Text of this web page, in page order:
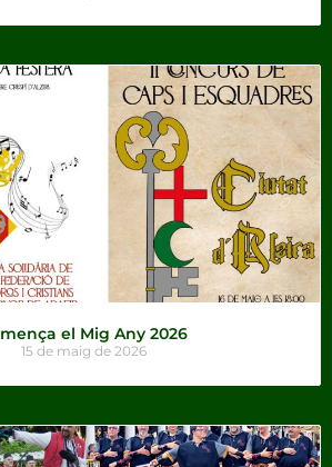
el Mig Any 2026
15 de maig de 2026